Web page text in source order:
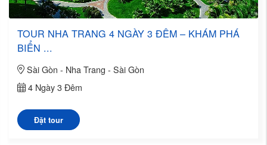
TOUR NHA TRANG 4 NGÀY 3 ĐÊM – KHÁM PHÁ
BIỂN ...
Sài Gòn - Nha Trang - Sài Gòn
4 Ngày 3 Đêm
Đặt tour